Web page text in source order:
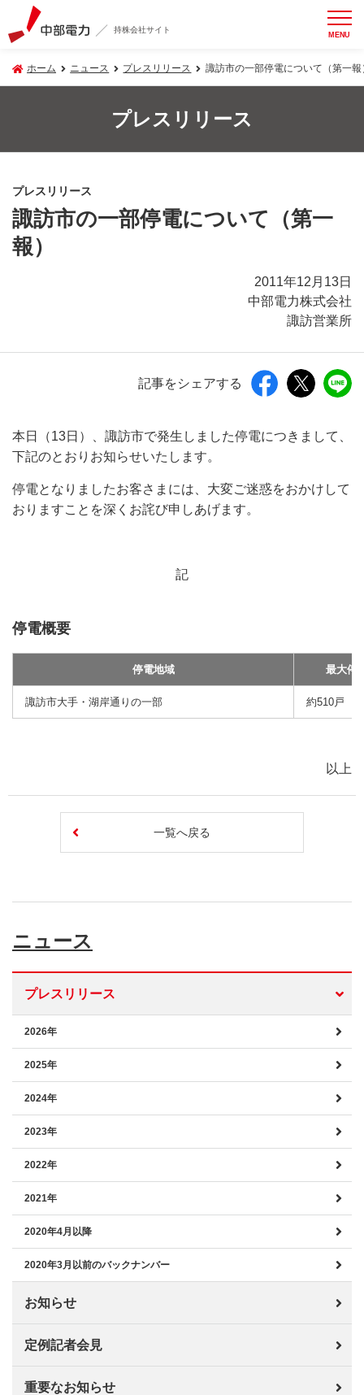
持株会社サイト MENU
ホーム ニュース プレスリリース 諏訪市の一部停電について（第一報
プレスリリース
プレスリリース
諏訪市の一部停電について（第一
報）
2011年12月13日
中部電力株式会社
諏訪営業所
記事をシェアする
本日（13日）、諏訪市で発生しました停電につきまして、
下記のとおりお知らせいたします。
停電となりましたお客さまには、大変ご迷惑をおかけして
おりますことを深くお詫び申しあげます。
記
停電概要
停電地域 最大停
諏訪市大手・湖岸通りの一部 約510戸
以上
一覧へ戻る
ニュース
プレスリリース
2026年
2025年
2024年
2023年
2022年
2021年
2020年4月以降
2020年3月以前のバックナンバー
お知らせ
定例記者会見
重要なお知らせ